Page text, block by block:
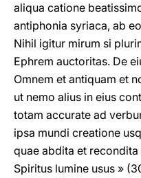
aliqua catione
antiphonia syriaca, ab
Nihil igitur mirum si
Ephrem auctoritas. De
Omnem et antiquam et
ut nemo alius in eius
totam accurate ad
ipsa mundi creatione
quae abdita et
Spiritus lumine usus »